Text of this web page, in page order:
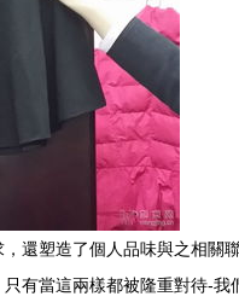
還塑造了個人品味與之相關
有當這兩樣都被隆重對待-